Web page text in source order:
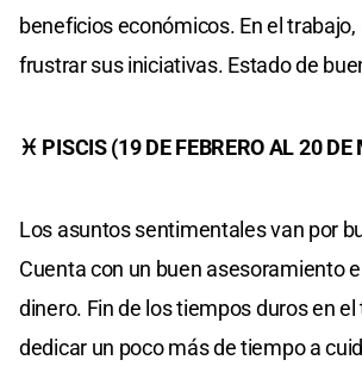
beneficios económicos. En el
frustrar sus iniciativas. Estado de
♓ PISCIS (19 DE FEBRERO AL 20 DE
Los asuntos sentimentales van por
Cuenta con un buen asesoramiento
dinero. Fin de los tiempos duros en
dedicar un poco más de tiempo a